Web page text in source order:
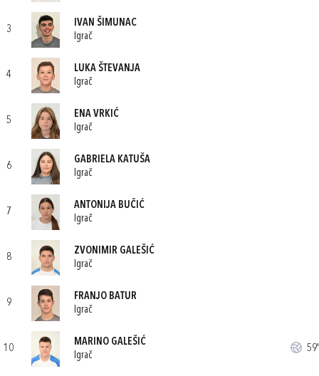
3
IVAN ŠIMUNAC
Igrač
4
LUKA ŠTEVANJA
Igrač
5
ENA VRKIĆ
Igrač
6
GABRIELA KATUŠA
Igrač
7
ANTONIJA BUČIĆ
Igrač
8
ZVONIMIR GALEŠIĆ
Igrač
9
FRANJO BATUR
Igrač
10
MARINO GALEŠIĆ
Igrač
59'